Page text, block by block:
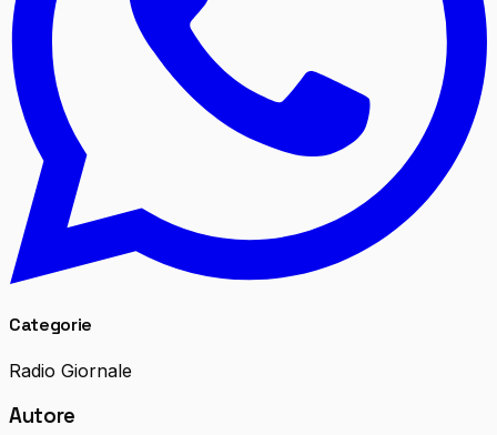
Categorie
Radio Giornale
Autore